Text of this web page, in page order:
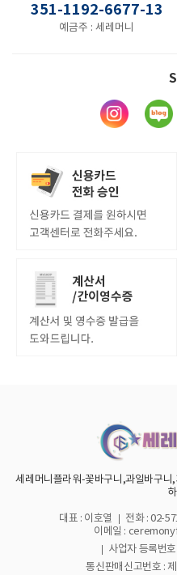
351-1192-6677-13
예금주 : 세레머니
세레머니플라워-꽃바구니,과일바구
대표 : 이호열 전화 : 02-
이메일 :
사업자 등록번
통신판매신고번호 :